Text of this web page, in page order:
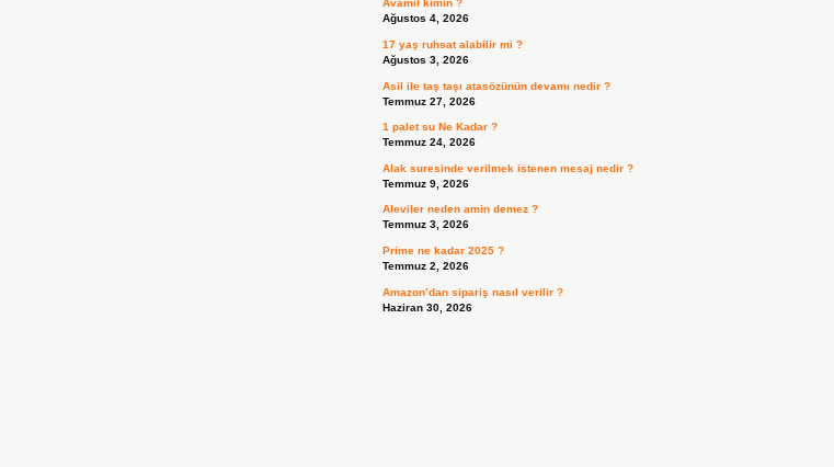
Avamil kimin ?
Ağustos 4, 2026
17 yaş ruhsat alabilir mi ?
Ağustos 3, 2026
Asil ile taş taşı atasözünün devamı nedir ?
Temmuz 27, 2026
1 palet su Ne Kadar ?
Temmuz 24, 2026
Alak suresinde verilmek istenen mesaj nedir ?
Temmuz 9, 2026
Aleviler neden amin demez ?
Temmuz 3, 2026
Prime ne kadar 2025 ?
Temmuz 2, 2026
Amazon’dan sipariş nasıl verilir ?
Haziran 30, 2026